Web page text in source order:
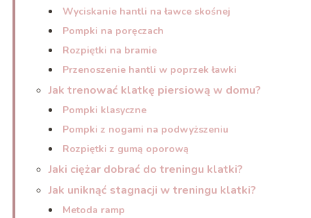
Wyciskanie hantli na ławce skośnej
Pompki na poręczach
Rozpiętki na bramie
Przenoszenie hantli w poprzek ławki
Jak trenować klatkę piersiową w domu?
Pompki klasyczne
Pompki z nogami na podwyższeniu
Rozpiętki z gumą oporową
Jaki ciężar dobrać do treningu klatki?
Jak uniknąć stagnacji w treningu klatki?
Metoda ramp